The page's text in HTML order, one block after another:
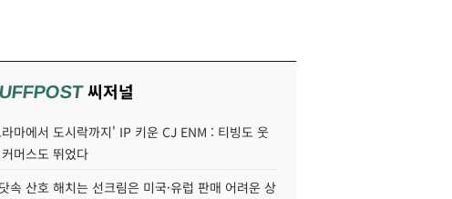
씨저널
마에서 도시락까지' IP 키운 CJ ENM : 티빙도 웃
머스도 뛰었다
속 산호 해치는 선크림은 미국·유럽 판매 어려운 상